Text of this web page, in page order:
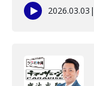
2026.03.03 |